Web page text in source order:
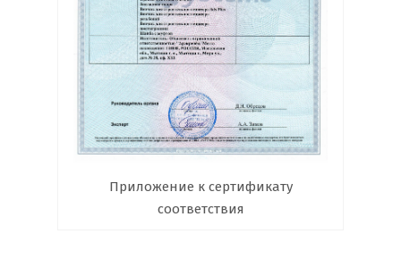
Приложение к сертификату
соответствия